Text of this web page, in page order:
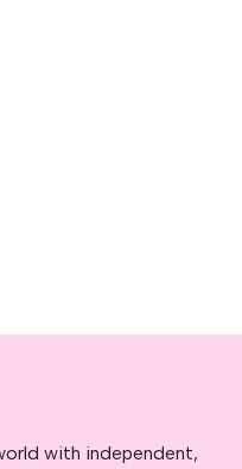
with independent,